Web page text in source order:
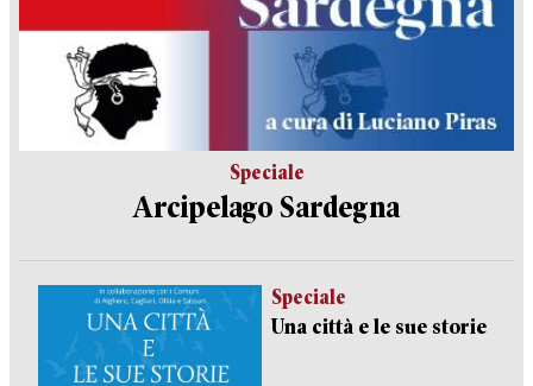
Speciale
Arcipelago Sardegna
Speciale
Una città e le sue storie